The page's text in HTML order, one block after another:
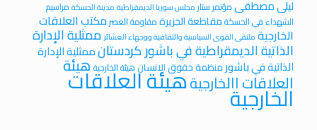
ليلى مصطفىمؤتمر ستار مجلس سوريا الديمقراطية مدينة الحسكة مراسيم
الشهداء في الحسكةمقاطعة الجزيرةمقاومة العصرمكتب العلاقات
الخارجية ملتقى القوى السياسية والثقافية ووجهاء العشائر ممثلية الإدارة
الذاتية الديمقراطية في باشور كردستانممثلية الإدارة
الذاتية في باشور منظمة حقوق الانسان هيئة الخارجية هيئة
العلاقات االخارجيةهيئة العلاقات الخارجية